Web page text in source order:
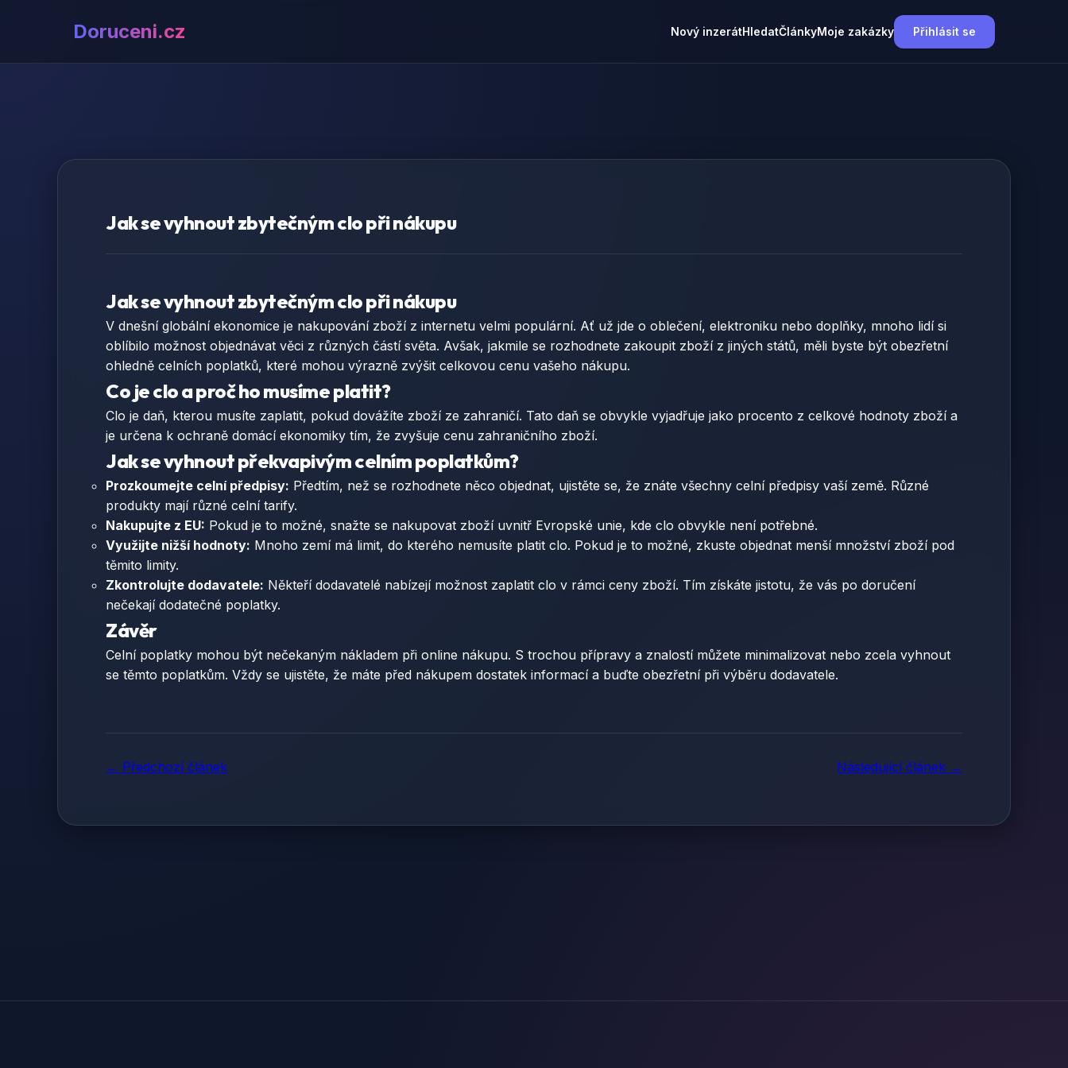
Doruceni.cz Nový inzerátHledatČlánkyMoje zakázky Přihlásit se
Jak se vyhnout zbytečným clo při nákupu
Jak se vyhnout zbytečným clo při nákupu
V dnešní globální ekonomice je nakupování zboží z internetu velmi populární. Ať už jde o oblečení, elektroniku nebo doplňky, mnoho lidí si
oblíbilo možnost objednávat věci z různých částí světa. Avšak, jakmile se rozhodnete zakoupit zboží z jiných států, měli byste být obezřetní
ohledně celních poplatků, které mohou výrazně zvýšit celkovou cenu vašeho nákupu.
Co je clo a proč ho musíme platit?
Clo je daň, kterou musíte zaplatit, pokud dovážíte zboží ze zahraničí. Tato daň se obvykle vyjadřuje jako procento z celkové hodnoty zboží a
je určena k ochraně domácí ekonomiky tím, že zvyšuje cenu zahraničního zboží.
Jak se vyhnout překvapivým celním poplatkům?
Prozkoumejte celní předpisy: Předtím, než se rozhodnete něco objednat, ujistěte se, že znáte všechny celní předpisy vaší země. Různé
produkty mají různé celní tarify.
Nakupujte z EU: Pokud je to možné, snažte se nakupovat zboží uvnitř Evropské unie, kde clo obvykle není potřebné.
Využijte nižší hodnoty: Mnoho zemí má limit, do kterého nemusíte platit clo. Pokud je to možné, zkuste objednat menší množství zboží pod
těmito limity.
Zkontrolujte dodavatele: Někteří dodavatelé nabízejí možnost zaplatit clo v rámci ceny zboží. Tím získáte jistotu, že vás po doručení
nečekají dodatečné poplatky.
Závěr
Celní poplatky mohou být nečekaným nákladem při online nákupu. S trochou přípravy a znalostí můžete minimalizovat nebo zcela vyhnout
se těmto poplatkům. Vždy se ujistěte, že máte před nákupem dostatek informací a buďte obezřetní při výběru dodavatele.
← Předchozí článek Následující článek →